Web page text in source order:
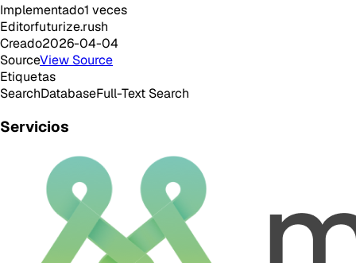
Implementado1 veces
Editorfuturize.rush
Creado2026-04-04
SourceView Source
Etiquetas
SearchDatabaseFull-Text Search
Servicios